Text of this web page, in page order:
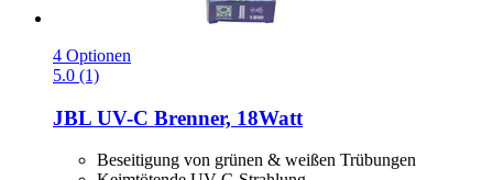
4 Optionen
5.0 (1)
JBL UV-​C Brenner, 18Watt
Beseitigung von grünen & weißen Trübungen